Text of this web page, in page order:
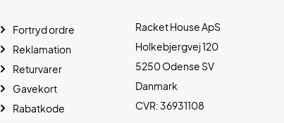
Racket House ApS
Holkebjergvej 120
5250 Odense SV
Danmark
CVR: 36931108
Fortryd ordre
Reklamation
Returvarer
Gavekort
Rabatkode